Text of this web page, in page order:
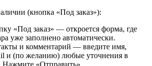
(кнопка «Под заказ»):
«Под заказ» — откроется форма, где
уже заполнено автоматически.
и комментарий — введите имя,
и (по желанию) любые уточнения в
«Отправить».